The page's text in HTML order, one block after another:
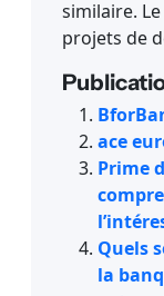
similaire.
projets de
ace
Prime
Quels
la